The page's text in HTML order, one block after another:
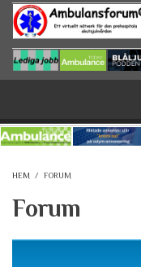
Hoppa till huvudinnehåll
HEM / FORUM
Forum